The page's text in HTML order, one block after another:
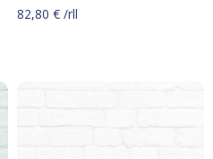
82,80 € /rll